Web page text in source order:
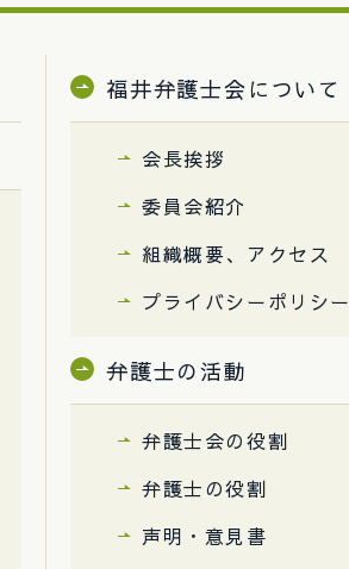
福井弁護士会について
会長挨拶
委員会紹介
組織概要、アクセス
プライバシーポリシー
弁護士の活動
弁護士会の役割
弁護士の役割
声明・意見書